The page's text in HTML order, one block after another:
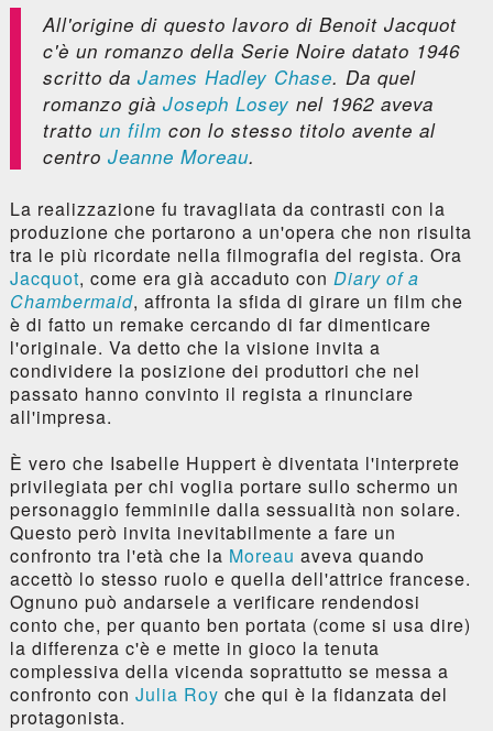
All'origine di questo lavoro di Benoit Jacquot
c'è un romanzo della Serie Noire datato 1946
scritto da James Hadley Chase. Da quel
romanzo già Joseph Losey nel 1962 aveva
tratto un film con lo stesso titolo avente al
centro Jeanne Moreau.
La realizzazione fu travagliata da contrasti con la
produzione che portarono a un'opera che non risulta
tra le più ricordate nella filmografia del regista. Ora
Jacquot, come era già accaduto con Diary of a
Chambermaid, affronta la sfida di girare un film che
è di fatto un remake cercando di far dimenticare
l'originale. Va detto che la visione invita a
condividere la posizione dei produttori che nel
passato hanno convinto il regista a rinunciare
all'impresa.
È vero che Isabelle Huppert è diventata l'interprete
privilegiata per chi voglia portare sullo schermo un
personaggio femminile dalla sessualità non solare.
Questo però invita inevitabilmente a fare un
confronto tra l'età che la Moreau aveva quando
accettò lo stesso ruolo e quella dell'attrice francese.
Ognuno può andarsele a verificare rendendosi
conto che, per quanto ben portata (come si usa dire)
la differenza c'è e mette in gioco la tenuta
complessiva della vicenda soprattutto se messa a
confronto con Julia Roy che qui è la fidanzata del
protagonista.